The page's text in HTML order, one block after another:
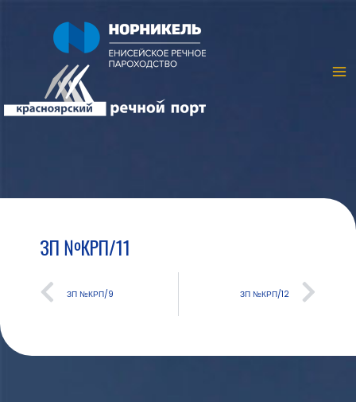
ЗП №КРП/11
ЗП №КРП/9 ЗП №КРП/12